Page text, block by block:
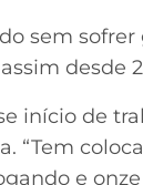
sem
desde
início de
“Tem
e